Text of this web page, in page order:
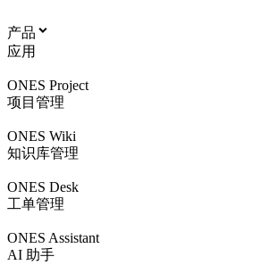
产品
应用
ONES Project
项目管理
ONES Wiki
知识库管理
ONES Desk
工单管理
ONES Assistant
AI 助手